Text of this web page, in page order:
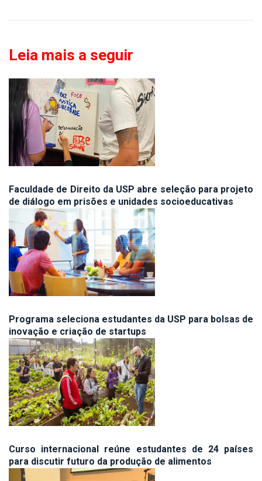
Leia mais a seguir
Faculdade de Direito da USP abre seleção para projeto
de diálogo em prisões e unidades socioeducativas
Programa seleciona estudantes da USP para bolsas de
inovação e criação de startups
Curso internacional reúne estudantes de 24 países
para discutir futuro da produção de alimentos